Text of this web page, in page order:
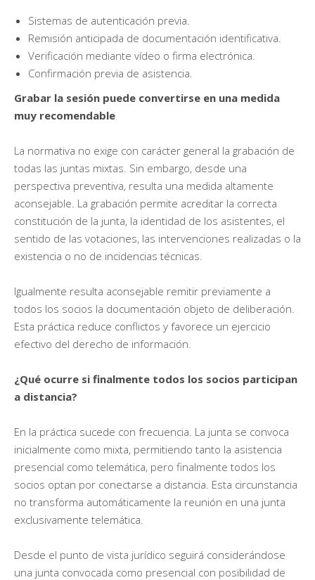
Sistemas de autenticación previa.
Remisión anticipada de documentación identificativa.
Verificación mediante vídeo o firma electrónica.
Confirmación previa de asistencia.
Grabar la sesión puede convertirse en una medida
muy recomendable
La normativa no exige con carácter general la grabación de
todas las juntas mixtas. Sin embargo, desde una
perspectiva preventiva, resulta una medida altamente
aconsejable. La grabación permite acreditar la correcta
constitución de la junta, la identidad de los asistentes, el
sentido de las votaciones, las intervenciones realizadas o la
existencia o no de incidencias técnicas.
Igualmente resulta aconsejable remitir previamente a
todos los socios la documentación objeto de deliberación.
Esta práctica reduce conflictos y favorece un ejercicio
efectivo del derecho de información.
¿Qué ocurre si finalmente todos los socios participan
a distancia?
En la práctica sucede con frecuencia. La junta se convoca
inicialmente como mixta, permitiendo tanto la asistencia
presencial como telemática, pero finalmente todos los
socios optan por conectarse a distancia. Esta circunstancia
no transforma automáticamente la reunión en una junta
exclusivamente telemática.
Desde el punto de vista jurídico seguirá considerándose
una junta convocada como presencial con posibilidad de